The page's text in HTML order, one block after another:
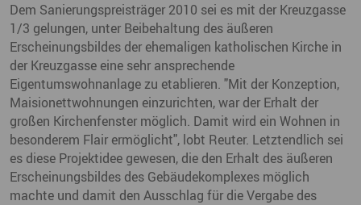
Dem Sanierungspreisträger 2010 sei es mit der Kreuzgasse
1/3 gelungen, unter Beibehaltung des äußeren
Erscheinungsbildes der ehemaligen katholischen Kirche in
der Kreuzgasse eine sehr ansprechende
Eigentumswohnanlage zu etablieren. "Mit der Konzeption,
Maisionettwohnungen einzurichten, war der Erhalt der
großen Kirchenfenster möglich. Damit wird ein Wohnen in
besonderem Flair ermöglicht", lobt Reuter. Letztendlich sei
es diese Projektidee gewesen, die den Erhalt des äußeren
Erscheinungsbildes des Gebäudekomplexes möglich
machte und damit den Ausschlag für die Vergabe des